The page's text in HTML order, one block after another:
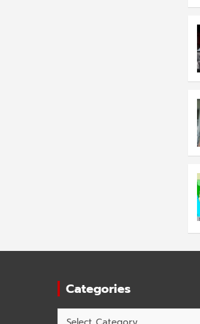
Categories